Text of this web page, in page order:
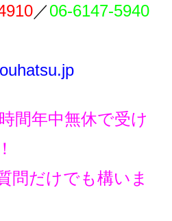
／06-6147-5940
間年中無休で受け
問だけでも構いま